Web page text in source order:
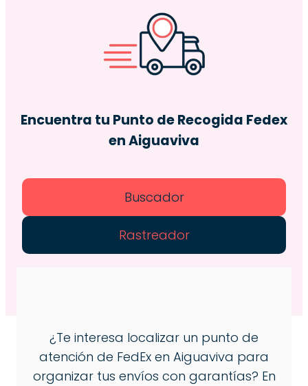
Encuentra tu Punto de Recogida Fedex
en Aiguaviva
Buscador
Rastreador
¿Te interesa localizar un punto de
atención de FedEx en Aiguaviva para
organizar tus envíos con garantías? En